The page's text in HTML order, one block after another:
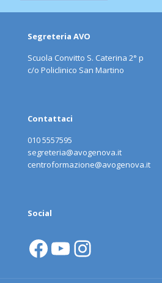
Segreteria AVO
Scuola Convitto S. Caterina 2° p
c/o Policlinico San Martino
Contattaci
010 5557595
segreteria@avogenova.it
centroformazione@avogenova.it
Social
Facebook
YouTube
Instagram